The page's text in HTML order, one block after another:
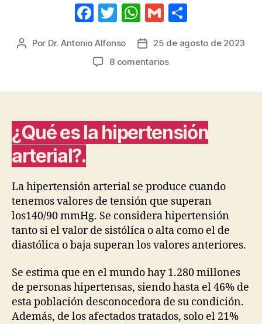
F
c
e
b
o
k
T
itt
er
W
at
s
A
p
G
ail m
ar
Autor
Por Dr. Antonio Alfonso
Fecha25 de agosto de 2023
8 comentariosen
Síntomas
y
¿Qué es la hipertensión
arterial?.
La hipertensión arterial se produce cuando
tenemos valores de tensión que superan
los140/90 mmHg. Se considera hipertensión
tanto si el valor de sistólica o alta como el de
diastólica o baja superan los valores anteriores.
Se estima que en el mundo hay 1.280 millones
de personas hipertensas, siendo hasta el 46% de
esta población desconocedora de su condición.
Además, de los afectados tratados, solo el 21%